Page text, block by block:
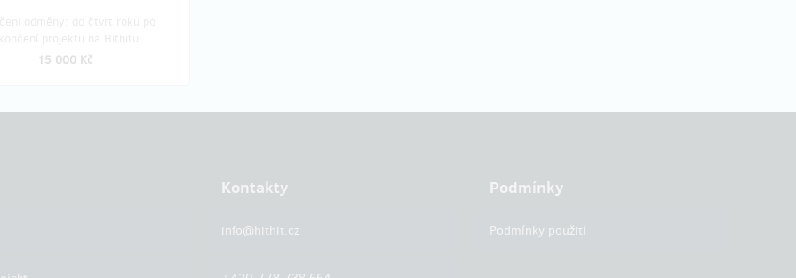
15 000 Kč
Kontakty
info@hithit.cz
Podmínky
Podmínky použití